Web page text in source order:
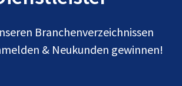
Branchenverzeichnissen
& Neukunden gewinnen!